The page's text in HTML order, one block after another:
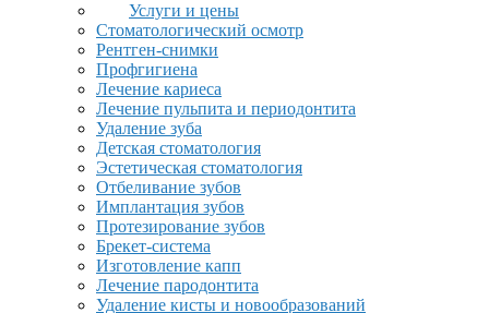
Услуги и цены
Стоматологический осмотр
Рентген-снимки
Профгигиена
Лечение кариеса
Лечение пульпита и периодонтита
Удаление зуба
Детская стоматология
Эстетическая стоматология
Отбеливание зубов
Имплантация зубов
Протезирование зубов
Брекет-система
Изготовление капп
Лечение пародонтита
Удаление кисты и новообразований